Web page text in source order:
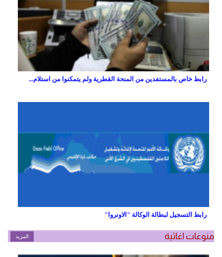
رابط خاص بالمستفدين من المنحة القطرية ولم يتمكنوا من استلام...
رابط التسجيل لبطالة الوكالة "الاونروا"
منوعات اغاثية المزيد